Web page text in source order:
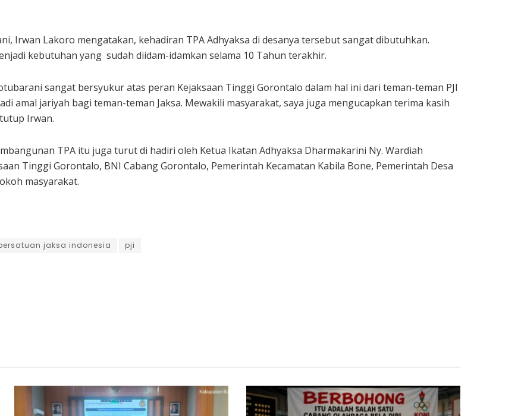
Irwan Lakoro mengatakan, kehadiran TPA Adhyaksa di desanya tersebut sangat dibutuhkan.
kebutuhan yang sudah diidam-idamkan selama 10 Tahun terakhir.
sangat bersyukur atas peran Kejaksaan Tinggi Gorontalo dalam hal ini dari teman-teman PJI
amal jariyah bagi teman-teman Jaksa. Mewakili masyarakat, saya juga mengucapkan terima kasih
Irwan.
TPA itu juga turut di hadiri oleh Ketua Ikatan Adhyaksa Dharmakarini Ny. Wardiah
Tinggi Gorontalo, BNI Cabang Gorontalo, Pemerintah Kecamatan Kabila Bone, Pemerintah Desa
masyarakat.
jaksa indonesia pji